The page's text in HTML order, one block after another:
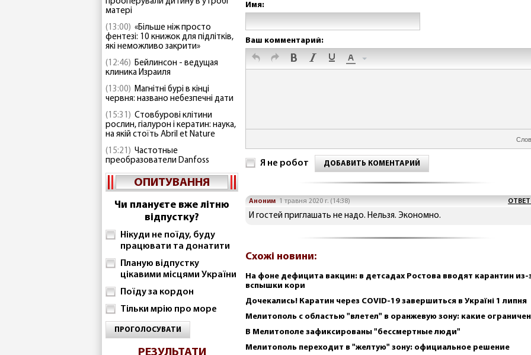
матері
(13:00) «Більше ніж просто
фентезі: 10 книжок для підлітків,
які неможливо закрити»
(12:46) Бейлинсон - ведущая
клиника Израиля
(13:00) Магнітні бурі в кінці
червня: названо небезпечні дати
(15:31) Стовбурові клітини
рослин, гіалурон і кератин: наука,
на якій стоїть Abril et Nature
(15:21) Частотные
преобразователи Danfoss
ОПИТУВАННЯ
Чи плануєте вже літню
відпустку?
Нікуди не поїду, буду
працювати та донатити
Планую відпустку
цікавими місцями України
Поїду за кордон
Тільки мрію про море
ПРОГОЛОСУВАТИ
РЕЗУЛЬТАТИ
Имя:
Ваш комментарий:
Я не робот ДОБАВИТЬ КОМЕНТАРИЙ
Аноним 1 травня 2020 г. (14:38)
И гостей приглашать не надо. Нельзя. Экономно.
Схожі новини:
На фоне дефицита вакцин: в детсадах Ростова вводят карантин из-
вспышки кори
Дочекались! Каратин через COVID-19 завершиться в Україні 1 липня
Мелитополь с областью "влетел" в оранжевую зону: какие
В Мелитополе зафиксированы "бессмертные люди"
Мелитополь переходит в "желтую" зону: официальное решение